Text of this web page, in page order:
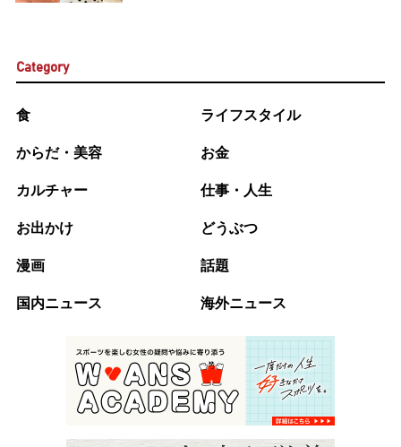
Category
食 ライフスタイル
からだ・美容 お金
カルチャー 仕事・人生
お出かけ どうぶつ
漫画 話題
国内ニュース 海外ニュース